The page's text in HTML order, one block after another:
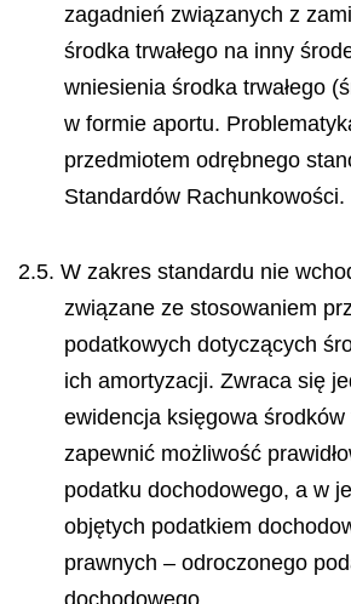
zagadnień związanych z
środka trwałego na inny
wniesienia środka trwałego
w formie aportu.
przedmiotem odrębnego
Standardów Rachunkowości.
2.5. W zakres standardu nie
związane ze stosowaniem
podatkowych dotyczących
ich amortyzacji. Zwraca się
ewidencja księgowa środków
zapewnić możliwość
podatku dochodowego, a w
objętych podatkiem
prawnych – odroczonego
dochodowego.